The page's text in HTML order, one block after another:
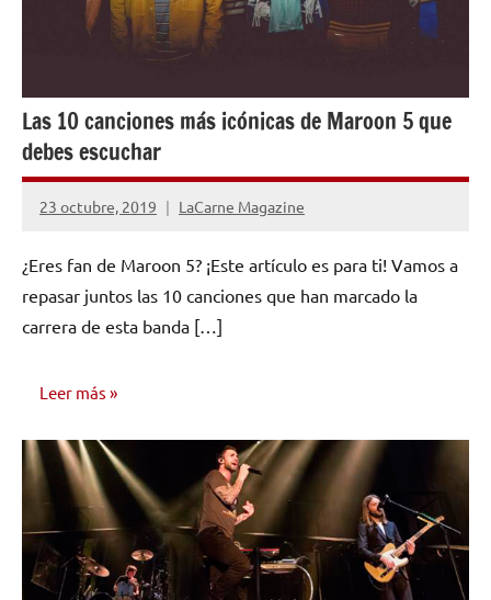
Las 10 canciones más icónicas de Maroon 5 que
debes escuchar
23 octubre, 2019 LaCarne Magazine
No
comentarios
¿Eres fan de Maroon 5? ¡Este artículo es para ti! Vamos a
repasar juntos las 10 canciones que han marcado la
carrera de esta banda […]
Leer más
INVESTIGACIÓN
MUSICAL